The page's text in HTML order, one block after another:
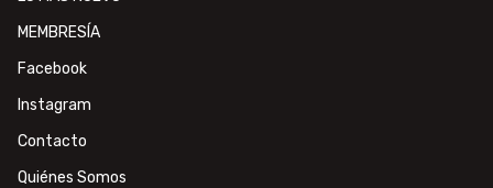
MEMBRESÍA
Facebook
Instagram
Contacto
Quiénes Somos